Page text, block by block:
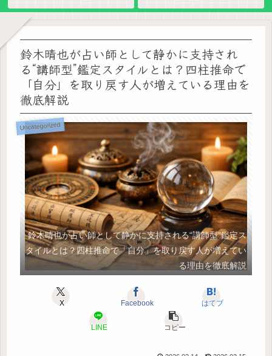
鈴木晴也が占い師として静かに支持され
る“講師型”鑑定スタイルとは？四柱推命で
「自分」を取り戻す人が増えている理由を
徹底解説
Uncategorized
鈴木晴也が占い師として静かに支持される“講師型”鑑定ス
タイルとは？四柱推命で「自分」を取り戻す人が増えてい
る理由を徹底解説
X Facebook はてブ
LINE コピー